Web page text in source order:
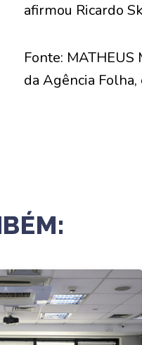
afirmou Ricardo
Fonte: MATHEUS
da Agência